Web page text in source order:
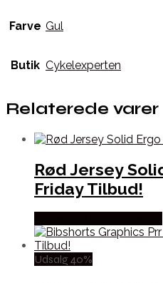
Farve Gul
Butik Cykelexperten
Relaterede varer
Rød Jersey
Friday Tilbud!
Udsalg 40%